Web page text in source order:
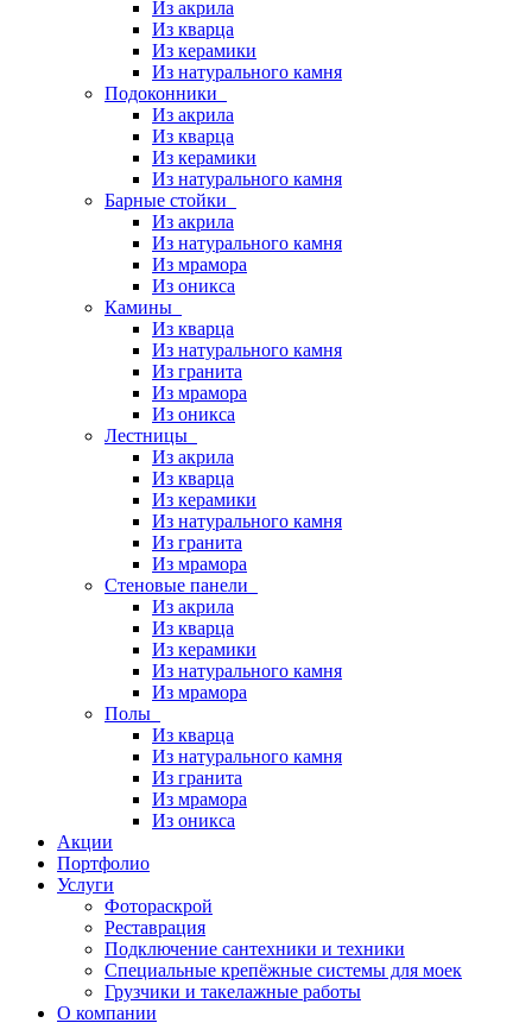
Из акрила
Из кварца
Из керамики
Из натурального камня
Подоконники
Из акрила
Из кварца
Из керамики
Из натурального камня
Барные стойки
Из акрила
Из натурального камня
Из мрамора
Из оникса
Камины
Из кварца
Из натурального камня
Из гранита
Из мрамора
Из оникса
Лестницы
Из акрила
Из кварца
Из керамики
Из натурального камня
Из гранита
Из мрамора
Стеновые панели
Из акрила
Из кварца
Из керамики
Из натурального камня
Из мрамора
Полы
Из кварца
Из натурального камня
Из гранита
Из мрамора
Из оникса
Акции
Портфолио
Услуги
Фотораскрой
Реставрация
Подключение сантехники и техники
Специальные крепёжные системы для моек
Грузчики и такелажные работы
О компании